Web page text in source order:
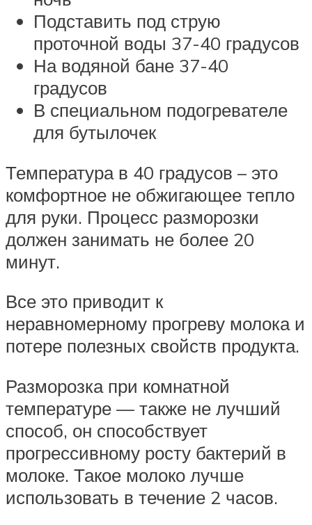
Подставить под струю
проточной воды 37-40 градусов
На водяной бане 37-40
градусов
В специальном подогревателе
для бутылочек
Температура в 40 градусов – это
комфортное не обжигающее тепло
для руки. Процесс разморозки
должен занимать не более 20
минут.
Все это приводит к
неравномерному прогреву молока и
потере полезных свойств продукта.
Разморозка при комнатной
температуре — также не лучший
способ, он способствует
прогрессивному росту бактерий в
молоке. Такое молоко лучше
использовать в течение 2 часов.